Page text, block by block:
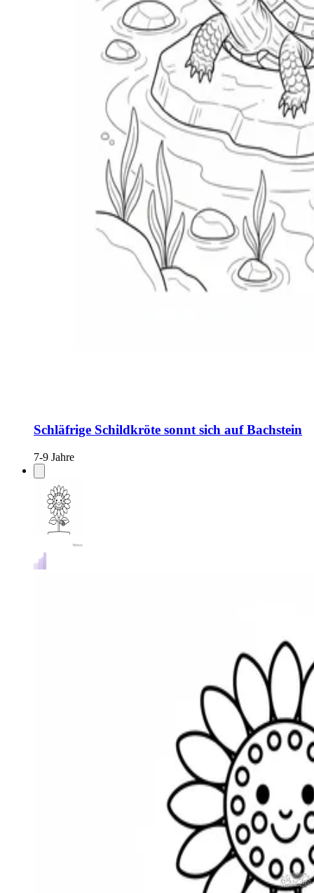
Schläfrige Schildkröte sonnt sich auf Bachstein
7-9 Jahre